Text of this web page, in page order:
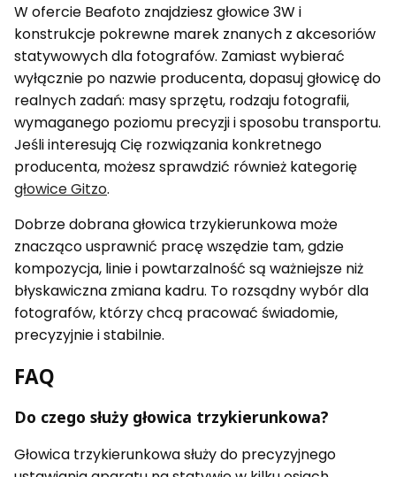
W ofercie Beafoto znajdziesz głowice 3W i
konstrukcje pokrewne marek znanych z akcesoriów
statywowych dla fotografów. Zamiast wybierać
wyłącznie po nazwie producenta, dopasuj głowicę do
realnych zadań: masy sprzętu, rodzaju fotografii,
wymaganego poziomu precyzji i sposobu transportu.
Jeśli interesują Cię rozwiązania konkretnego
producenta, możesz sprawdzić również kategorię
głowice Gitzo.
Dobrze dobrana głowica trzykierunkowa może
znacząco usprawnić pracę wszędzie tam, gdzie
kompozycja, linie i powtarzalność są ważniejsze niż
błyskawiczna zmiana kadru. To rozsądny wybór dla
fotografów, którzy chcą pracować świadomie,
precyzyjnie i stabilnie.
FAQ
Do czego służy głowica trzykierunkowa?
Głowica trzykierunkowa służy do precyzyjnego